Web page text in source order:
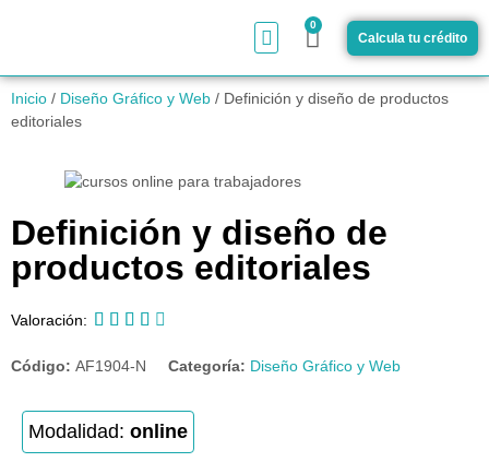
0
Calcula tu crédito
Inicio / Diseño Gráfico y Web / Definición y diseño de productos
editoriales
Definición y diseño de
productos editoriales
Valoración:     
Código: AF1904-N Categoría: Diseño Gráfico y Web
Modalidad: online